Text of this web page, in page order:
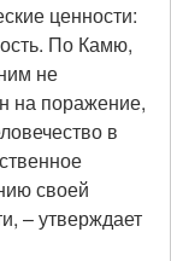
ценности:
По Камю,
не
на поражение,
в
своей
– утверждает